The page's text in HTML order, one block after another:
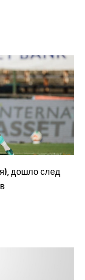
дошло след